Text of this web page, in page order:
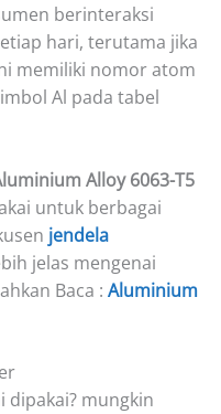
berinteraksi
hari, terutama jika
memiliki nomor atom
Al pada tabel
Alloy 6063-T5
untuk berbagai
jendela
jelas mengenai
Baca : Aluminium
dipakai? mungkin